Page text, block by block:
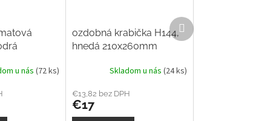
u nás(72 ks)
ozdobná krabička H144,
hnedá 210x260mm
Skladom u nás (24 ks)
€13,82 bez DPH
€17
Ďalší
produkt